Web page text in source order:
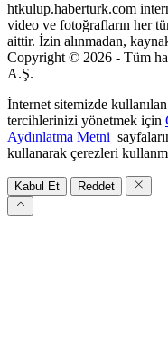
htkulup.haberturk.com
video ve fotoğrafların her
aittir. İzin alınmadan,
Copyright © 2026 - Tüm
A.Ş.
İnternet sitemizde
tercihlerinizi yönetmek için
Aydınlatma Metni
kullanarak çerezleri
Kabul Et Reddet